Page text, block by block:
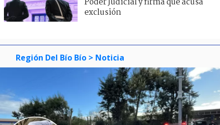
exclusión
Región Del Bío Bío > Noticia